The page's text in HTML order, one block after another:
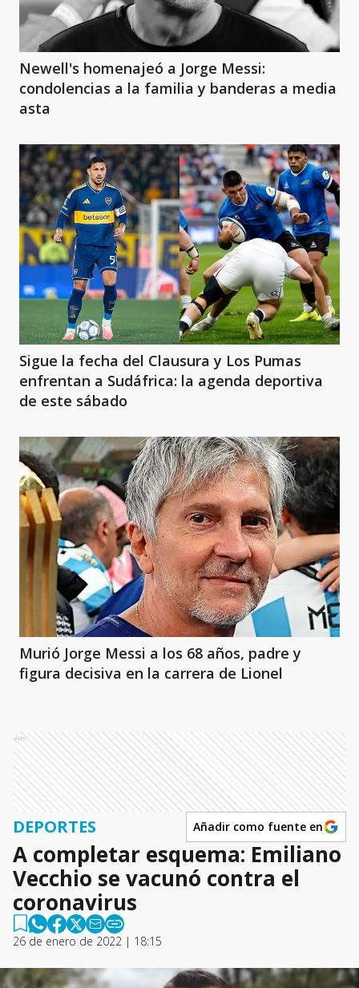
Newell's homenajeó a Jorge Messi:
condolencias a la familia y banderas a media
asta
Sigue la fecha del Clausura y Los Pumas
enfrentan a Sudáfrica: la agenda deportiva
de este sábado
Murió Jorge Messi a los 68 años, padre y
figura decisiva en la carrera de Lionel
Ads
DEPORTES Añadir como fuente en
A completar esquema: Emiliano
Vecchio se vacunó contra el
coronavirus
26 de enero de 2022 | 18:15